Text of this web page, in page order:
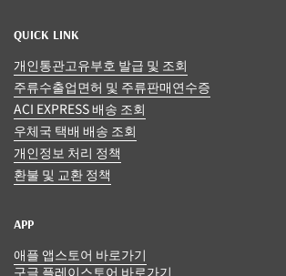
QUICK LINK
개인통관고유부호 발급 및 조회
주류수출업면허 및 주류판매연수증
ACI EXPRESS 배송 조회
우체국 택배 배송 조회
개인정보 처리 정책
환불 및 교환 정책
APP
애플 앱스토어 바로가기
구글 플레이스토어 바로가기